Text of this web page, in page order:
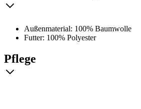
Außenmaterial: 100% Baumwolle
Futter: 100% Polyester
Pflege